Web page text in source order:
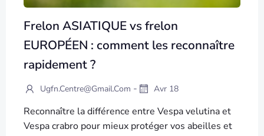
Frelon ASIATIQUE vs frelon
EUROPÉEN : comment les reconnaître
rapidement ?
Ugfn.centre@gmail.com - Avr 18
Reconnaître la différence entre Vespa velutina et
Vespa crabro pour mieux protéger vos abeilles et